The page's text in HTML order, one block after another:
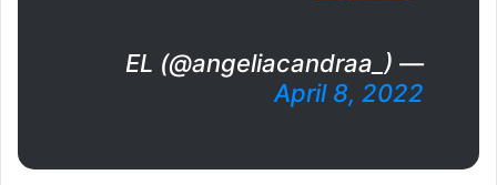
— EL (@angeliacandraa_)
April 8, 2022